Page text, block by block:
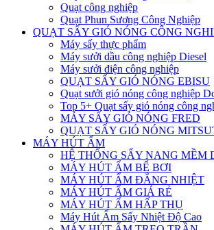
Quạt công nghiệp
Quạt Phun Sương Công Nghiệp
QUẠT SẤY GIÓ NÓNG CÔNG
Máy sấy thực phẩm
Máy sưởi dầu công nghiệp Diesel
Máy sưởi điện công nghiệp
QUẠT SẤY GIÓ NÓNG EBISU
Quạt sưởi gió nóng công nghiệp
Top 5+ Quạt sấy gió nóng công
MÁY SẤY GIÓ NÓNG FRED
QUẠT SẤY GIÓ NÓNG
MÁY HÚT ẨM
HỆ THỐNG SẤY NANG MỀM
MÁY HÚT ẨM BỂ BƠI
MÁY HÚT ẨM ĐẲNG NHIỆT
MÁY HÚT ẨM GIÁ RẺ
MÁY HÚT ẨM HẤP THỤ
Máy Hút Ẩm Sấy Nhiệt Độ Cao